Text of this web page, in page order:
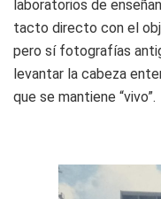
laboratorios de
tacto directo con el
pero sí fotografías
levantar la cabeza
que se mantiene “vivo”.